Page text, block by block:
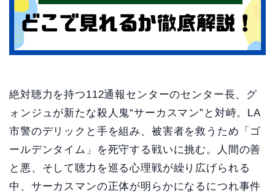
絶対聴力を持つ112通報センターのセンター長、グ
ォンジュが新たな殺人鬼“サーカスマン”と対峙。LA
市警のデリックと手を組み、被害者を救うため「ゴ
ールデンタイム」を死守する戦いに挑む。人間の善
と悪、そして聴力を巡る心理戦が繰り広げられる
中、サーカスマンの正体が明らかになるにつれ事件